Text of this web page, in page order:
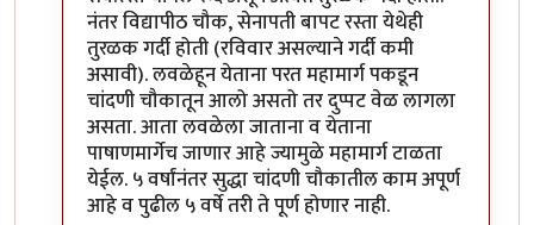
नंतर विद्यापीठ चौक, सेनापती बापट रस्ता येथेही
तुरळक गर्दी होती (रविवार असल्याने गर्दी कमी
असावी). लवळेहून येताना परत महामार्ग पकडून
चांदणी चौकातून आलो असतो तर दुप्पट वेळ लागला
असता. आता लवळेला जाताना व येताना
पाषाणमार्गेच जाणार आहे ज्यामुळे महामार्ग टाळता
येईल. ५ वर्षांनंतर सुद्धा चांदणी चौकातील काम अपूर्ण
आहे व पुढील ५ वर्षे तरी ते पूर्ण होणार नाही.